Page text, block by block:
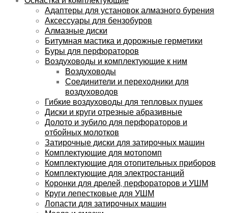
Адаптеры для установок алмазного бурения
Аксессуары для бензобуров
Алмазные диски
Битумная мастика и дорожные герметики
Буры для перфораторов
Воздуховоды и комплектующие к ним
Воздуховоды
Соединители и переходники для
воздуховодов
Гибкие воздуховоды для тепловых пушек
Диски и круги отрезные абразивные
Долото и зубило для перфораторов и
отбойных молотков
Затирочные диски для затирочных машин
Комплектующие для мотопомп
Комплектующие для отопительных приборов
Комплектующие для электростанций
Коронки для дрелей, перфораторов и УШМ
Круги лепестковые для УШМ
Лопасти для затирочных машин